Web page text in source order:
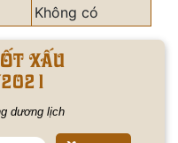
Không có
xấu
dương lịch